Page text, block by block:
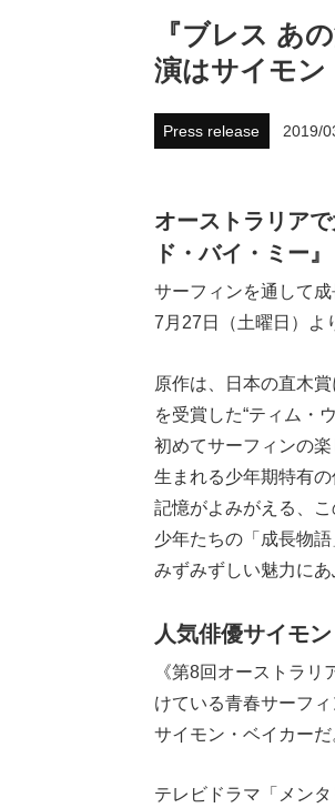
『ブレス あ
演はサイモン
Press release 2019/
オーストラリア
ド・バイ・ミー』
サーフィンを通して
7月27日（土曜日）よ
原作は、日本の直木
を受賞した“ティム・
初めてサーフィンの
生まれる少年期特有
記憶がよみがえる、
少年たちの「成長物
みずみずしい魅力に
人気俳優サイモ
《第8回オーストラ
けている青春サーフ
サイモン・ベイカーだ
テレビドラマ「メン